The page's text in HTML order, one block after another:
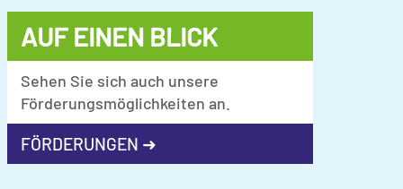
AUF EINEN BLICK
Sehen Sie sich auch unsere
Förderungsmöglichkeiten an.
FÖRDERUNGEN ➜